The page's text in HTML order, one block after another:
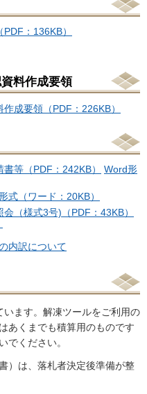
：136KB）
料作成要領
成要領（PDF：226KB）
等（PDF：242KB）
Word形
式（ワード：20KB）
（様式3号)（PDF：43KB）
内訳について
ます。解凍ツールをご利用の
あくまでも積算用のものです
でください。
）は、落札者決定後準備が整